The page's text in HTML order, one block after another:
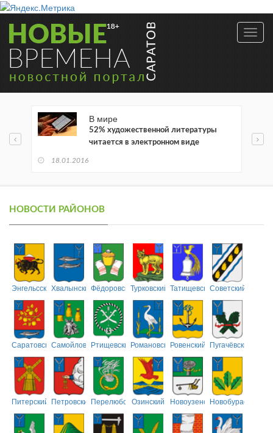
В мире
52% художественной литературы
читается в электронном виде
18.01.2016
НОВОСТИ РАЙОНОВ
ЭнгельсскийХвалынскийФёдоровскийТурковский ТатищевскийСоветский
СаратовскийСамойловскийРтищевскийРомановскийРовенский Пугачёвский
Питерский ПетровскийПерелюбскийОзинский НовоузенскийНовобурасский